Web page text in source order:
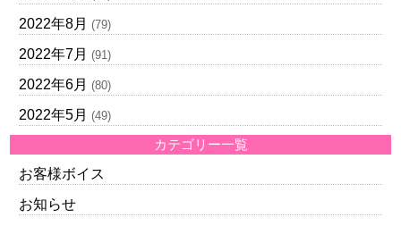
2022年8月 (79)
2022年7月 (91)
2022年6月 (80)
2022年5月 (49)
カテゴリー一覧
お客様ボイス
お知らせ